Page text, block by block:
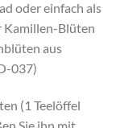
oder einfach als
Kamillen-Blüten
aus
037)
(1 Teelöffel